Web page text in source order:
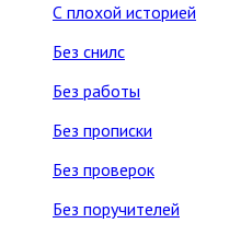
С плохой историей
Без снилс
Без работы
Без прописки
Без проверок
Без поручителей